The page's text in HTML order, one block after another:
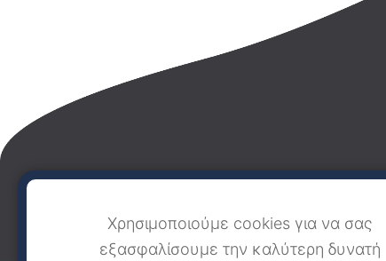
Χρησιμοποιούμε cookies για να σας
εξασφαλίσουμε την καλύτερη δυνατή